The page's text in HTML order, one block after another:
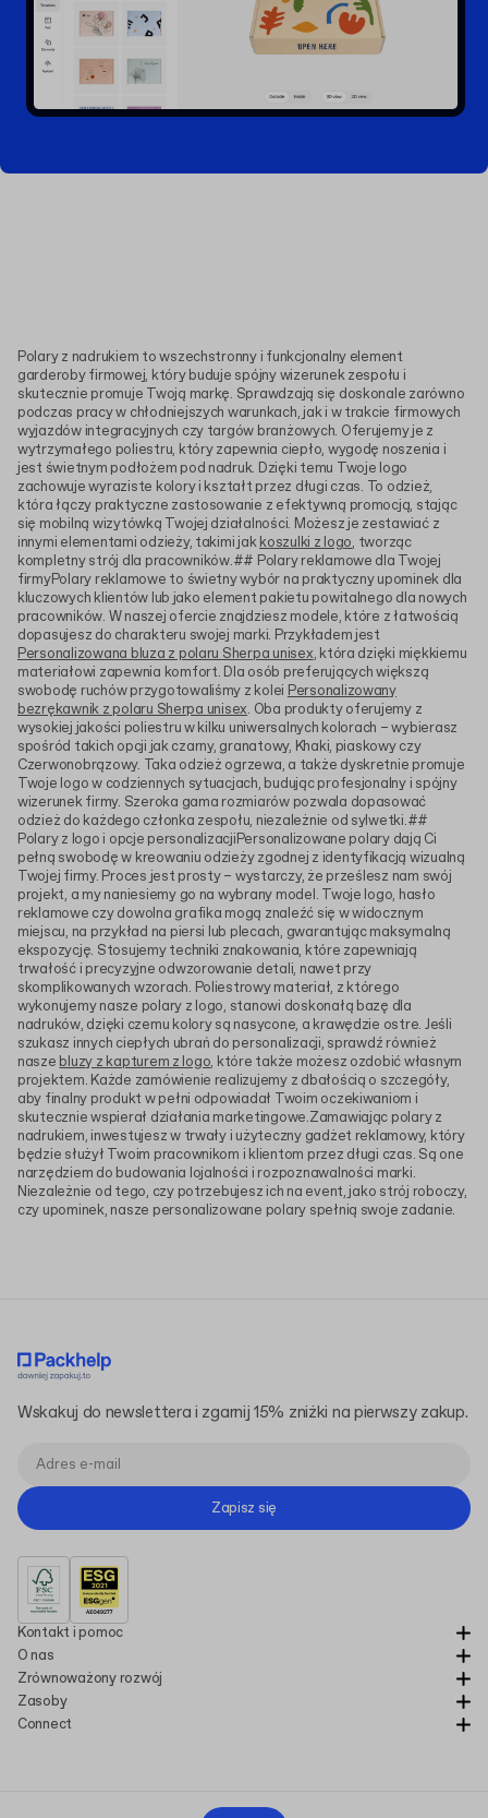
Polary z nadrukiem to wszechstronny i funkcjonalny element
garderoby firmowej, który buduje spójny wizerunek zespołu i
skutecznie promuje Twoją markę. Sprawdzają się doskonale zarówno
podczas pracy w chłodniejszych warunkach, jak i w trakcie firmowych
wyjazdów integracyjnych czy targów branżowych. Oferujemy je z
wytrzymałego poliestru, który zapewnia ciepło, wygodę noszenia i
jest świetnym podłożem pod nadruk. Dzięki temu Twoje logo
zachowuje wyraziste kolory i kształt przez długi czas. To odzież,
która łączy praktyczne zastosowanie z efektywną promocją, stając
się mobilną wizytówką Twojej działalności. Możesz je zestawiać z
innymi elementami odzieży, takimi jakkoszulki z logo, tworząc
kompletny strój dla pracowników.## Polary reklamowe dla Twojej
firmyPolary reklamowe to świetny wybór na praktyczny upominek dla
kluczowych klientów lub jako element pakietu powitalnego dla nowych
pracowników. W naszej ofercie znajdziesz modele, które z łatwością
dopasujesz do charakteru swojej marki. Przykładem jest
Personalizowana bluza z polaru Sherpa unisex, która dzięki miękkiemu
materiałowi zapewnia komfort. Dla osób preferujących większą
swobodę ruchów przygotowaliśmy z kolei Personalizowany
bezrękawnik z polaru Sherpa unisex. Oba produkty oferujemy z
wysokiej jakości poliestru w kilku uniwersalnych kolorach – wybierasz
spośród takich opcji jak czarny, granatowy, Khaki, piaskowy czy
Czerwonobrązowy. Taka odzież ogrzewa, a także dyskretnie promuje
Twoje logo w codziennych sytuacjach, budując profesjonalny i spójny
wizerunek firmy. Szeroka gama rozmiarów pozwala dopasować
odzież do każdego członka zespołu, niezależnie od sylwetki.##
Polary z logo i opcje personalizacjiPersonalizowane polary dają Ci
pełną swobodę w kreowaniu odzieży zgodnej z identyfikacją wizualną
Twojej firmy. Proces jest prosty – wystarczy, że prześlesz nam swój
projekt, a my naniesiemy go na wybrany model. Twoje logo, hasło
reklamowe czy dowolna grafika mogą znaleźć się w widocznym
miejscu, na przykład na piersi lub plecach, gwarantując maksymalną
ekspozycję. Stosujemy techniki znakowania, które zapewniają
trwałość i precyzyjne odwzorowanie detali, nawet przy
skomplikowanych wzorach. Poliestrowy materiał, z którego
wykonujemy nasze polary z logo, stanowi doskonałą bazę dla
nadruków, dzięki czemu kolory są nasycone, a krawędzie ostre. Jeśli
szukasz innych ciepłych ubrań do personalizacji, sprawdź również
nasze bluzy z kapturem z logo, które także możesz ozdobić własnym
projektem. Każde zamówienie realizujemy z dbałością o szczegóły,
aby finalny produkt w pełni odpowiadał Twoim oczekiwaniom i
skutecznie wspierał działania marketingowe.Zamawiając polary z
nadrukiem, inwestujesz w trwały i użyteczny gadżet reklamowy, który
będzie służył Twoim pracownikom i klientom przez długi czas. Są one
narzędziem do budowania lojalności i rozpoznawalności marki.
Niezależnie od tego, czy potrzebujesz ich na event, jako strój roboczy,
czy upominek, nasze personalizowane polary spełnią swoje zadanie.
Kontakt i pomoc
O nas
Zrównoważony rozwój
Zasoby
Connect
Wskakuj do newslettera i zgarnij 15% zniżki na pierwszy zakup.
Zapisz się